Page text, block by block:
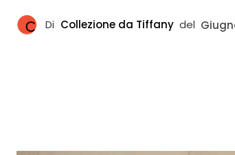
Di Collezione da Tiffany del